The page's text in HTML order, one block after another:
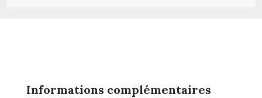
Informations complémentaires